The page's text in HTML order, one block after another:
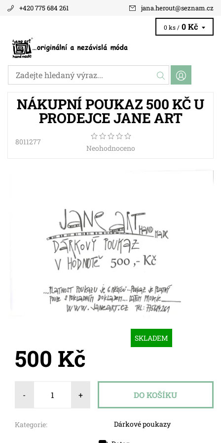
+420 775 684 261 jana.herout@seznam.cz
0 ks / 0 Kč
NÁKUPNÍ POUKAZ 500 KČ U
PRODEJCE JANE ART
8011277
Neohodnoceno
SKLADEM
500 Kč
- +
Kategorie: Dárkové poukazy